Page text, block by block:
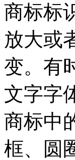
商标标
放大或
变。有
文字字
商标中
框、圆